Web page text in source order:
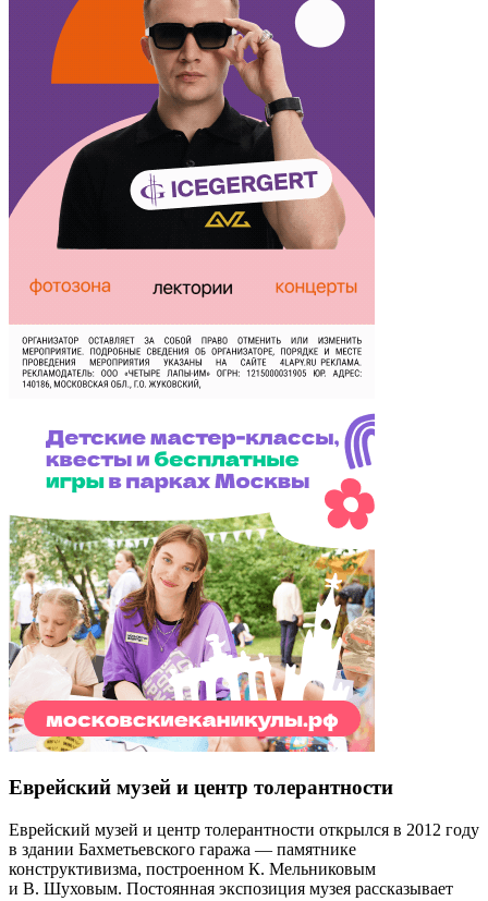
Еврейский музей и центр толерантности
Еврейский музей и центр толерантности открылся в 2012 году
в здании Бахметьевского гаража — памятнике
конструктивизма, построенном К. Мельниковым
и В. Шуховым. Постоянная экспозиция музея рассказывает